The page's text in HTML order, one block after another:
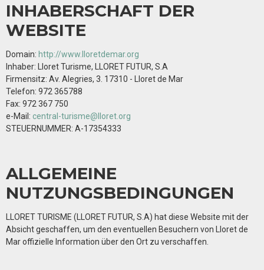
INHABERSCHAFT DER
WEBSITE
Domain: http://www.lloretdemar.org
Inhaber: Lloret Turisme, LLORET FUTUR, S.A
Firmensitz: Av. Alegries, 3. 17310 - Lloret de Mar
Telefon: 972 365788
Fax: 972 367 750
e-Mail: central-turisme@lloret.org
STEUERNUMMER: A-17354333
ALLGEMEINE
NUTZUNGSBEDINGUNGEN
LLORET TURISME (LLORET FUTUR, S.A) hat diese Website mit der
Absicht geschaffen, um den eventuellen Besuchern von Lloret de
Mar offizielle Information über den Ort zu verschaffen.